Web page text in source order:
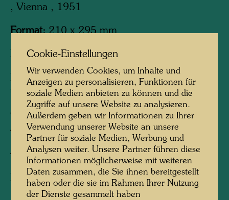
, Vienna , 1951
Format:210 x 295 mm
Bild:210 x 295 mm
Rotaprint Lithographie in Dunkelblau, Hellblau
und Grün
Gedruckt von:Rotaprint Bürodruckmaschinen,
Annagasse, Vienna, 1951
Auflage:
100, signiert und nummeriert 1-100 auf dem
Einführungsblatt
Cookie-Einstellungen
Wir verwenden Cookies, um Inhalte und
Anzeigen zu personalisieren, Funktionen für
soziale Medien anbieten zu können und die
Zugriffe auf unsere Website zu analysieren.
Außerdem geben wir Informationen zu Ihrer
Verwendung unserer Website an unsere
Partner für soziale Medien, Werbung und
Analysen weiter. Unsere Partner führen diese
Informationen möglicherweise mit weiteren
Daten zusammen, die Sie ihnen bereitgestellt
haben oder die sie im Rahmen Ihrer Nutzung
der Dienste gesammelt haben